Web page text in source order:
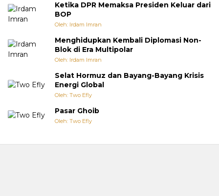
Ketika DPR Memaksa Presiden Keluar dari
BOP
Oleh: Irdam Imran
Menghidupkan Kembali Diplomasi Non-
Blok di Era Multipolar
Oleh: Irdam Imran
Selat Hormuz dan Bayang-Bayang Krisis
Energi Global
Oleh: Two Efly
Pasar Ghoib
Oleh: Two Efly